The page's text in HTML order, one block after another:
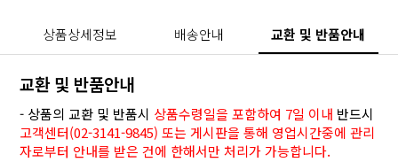
상품상세정보 배송안내 교환 및 반품안내
교환 및 반품안내
- 상품의 교환 및 반품시 상품수령일을 포함하여 7일 이내 반드시
고객센터(02-3141-9845) 또는 게시판을 통해 영업시간중에 관리
자로부터 안내를 받은 건에 한해서만 처리가 가능합니다.